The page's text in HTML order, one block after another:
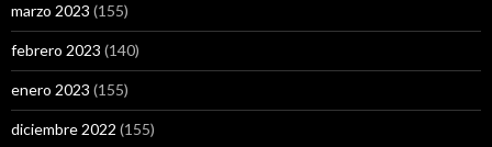
marzo 2023 (155)
febrero 2023 (140)
enero 2023 (155)
diciembre 2022 (155)